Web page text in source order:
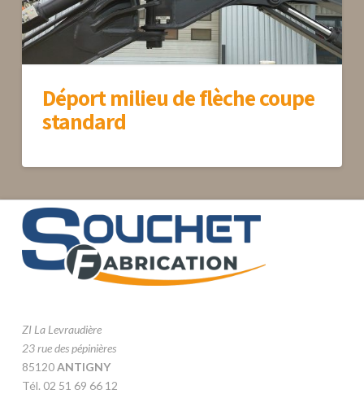
Déport milieu de flèche coupe
standard
ZI La Levraudière
23 rue des pépinières
85120ANTIGNY
Tél. 02 51 69 66 12